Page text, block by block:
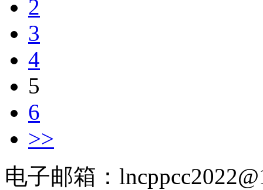
2
3
4
5
6
>>
电子邮箱：